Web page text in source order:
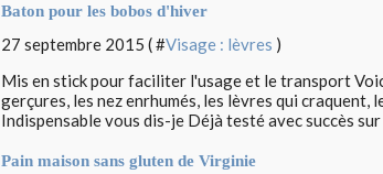
Baton pour les bobos d'hiver
27 septembre 2015 ( #Visage : lèvres )
Mis en stick pour faciliter l'usage et le transport
gerçures, les nez enrhumés, les lèvres qui craquent,
Indispensable vous dis-je Déjà testé avec succès sur
Pain maison sans gluten de Virginie